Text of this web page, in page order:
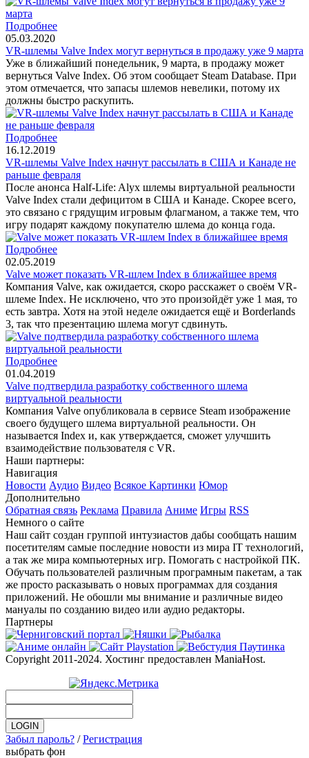
Подробнее
05.03.2020
VR-шлемы Valve Index могут вернуться в продажу уже 9 марта
Уже в ближайший понедельник, 9 марта, в продажу может
вернуться Valve Index. Об этом сообщает Steam Database. При
этом отмечается, что запасы шлемов невелики, потому их
должны быстро раскупить.
Подробнее
16.12.2019
VR-шлемы Valve Index начнут рассылать в США и Канаде не
раньше февраля
После анонса Half-Life: Alyx шлемы виртуальной реальности
Valve Index стали дефицитом в США и Канаде. Скорее всего,
это связано с грядущим игровым флагманом, а также тем, что
игру подарят каждому покупателю шлема до конца года.
Подробнее
02.05.2019
Valve может показать VR-шлем Index в ближайшее время
Компания Valve, как ожидается, скоро расскажет о своём VR-
шлеме Index. Не исключено, что это произойдёт уже 1 мая, то
есть завтра. Хотя на этой неделе ожидается ещё и Borderlands
3, так что презентацию шлема могут сдвинуть.
Подробнее
01.04.2019
Valve подтвердила разработку собственного шлема
виртуальной реальности
Компания Valve опубликовала в сервисе Steam изображение
своего будущего шлема виртуальной реальности. Он
называется Index и, как утверждается, сможет улучшить
взаимодействие пользователя с VR.
Наши партнеры:
Навигация
Новости Аудио Видео Всякое Картинки Юмор
Дополнительно
Обратная связь Реклама Правила Аниме Игры RSS
Немного о сайте
Наш сайт создан группой интузиастов дабы сообщать нашим
посетителям самые последние новости из мира IT технологий,
а так же мира компьютерных игр. Помогать с настройкой ПК.
Обучать пользователей различным програмным пакетам, а так
же просто расказывать о новых программах для создания
приложений. Не обошли мы внимание и различные видео
мануалы по созданию видео или аудио редакторы.
Партнеры
Copyright 2011-2024. Хостинг предоставлен ManiaHost.
Забыл пароль? /Регистрация
выбрать фон